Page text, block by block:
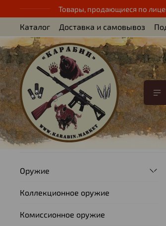
Товары, продающиеся по
Каталог Доставка и самовывоз
Оружие
Коллекционное оружие
Комиссионное оружие